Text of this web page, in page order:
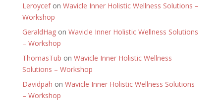
Leroycefon Wavicle Inner Holistic Wellness Solutions –
Workshop
GeraldHagon Wavicle Inner Holistic Wellness Solutions
– Workshop
ThomasTub on Wavicle Inner Holistic Wellness
Solutions – Workshop
Davidpah on Wavicle Inner Holistic Wellness Solutions
– Workshop